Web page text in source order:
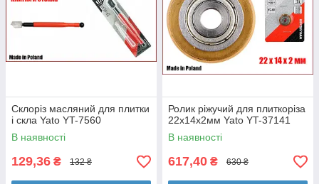
Склоріз масляний для плитки
і скла Yato YT-7560
В наявності
129,36 ₴ 132 ₴
Ролик ріжучий для плиткоріза
22х14х2мм Yato YT-37141
В наявності
617,40 ₴ 630 ₴